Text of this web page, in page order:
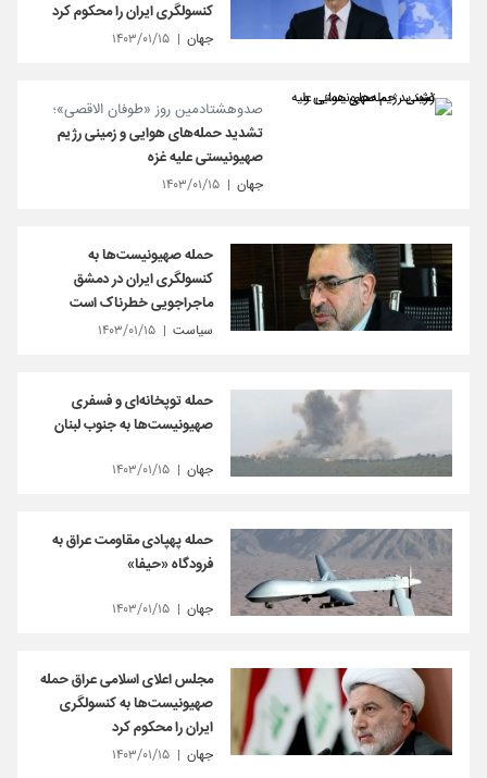
کنسولگری ایران را محکوم کرد
جهان ۱۴۰۳/۰۱/۱۵
صدوهشتادمین روز «طوفان الاقصی»؛
تشدید حمله‌های هوایی و زمینی رژیم
صهیونیستی علیه غزه
جهان ۱۴۰۳/۰۱/۱۵
حمله صهیونیست‌ها به
کنسولگری ایران در دمشق
ماجراجویی خطرناک است
سیاست ۱۴۰۳/۰۱/۱۵
حمله توپخانه‌ای و فسفری
صهیونیست‌ها به جنوب لبنان
جهان ۱۴۰۳/۰۱/۱۵
حمله پهپادی مقاومت عراق به
فرودگاه «حیفا»
جهان ۱۴۰۳/۰۱/۱۵
مجلس اعلای اسلامی عراق حمله
صهیونیست‌ها به کنسولگری
ایران را محکوم کرد
جهان ۱۴۰۳/۰۱/۱۵